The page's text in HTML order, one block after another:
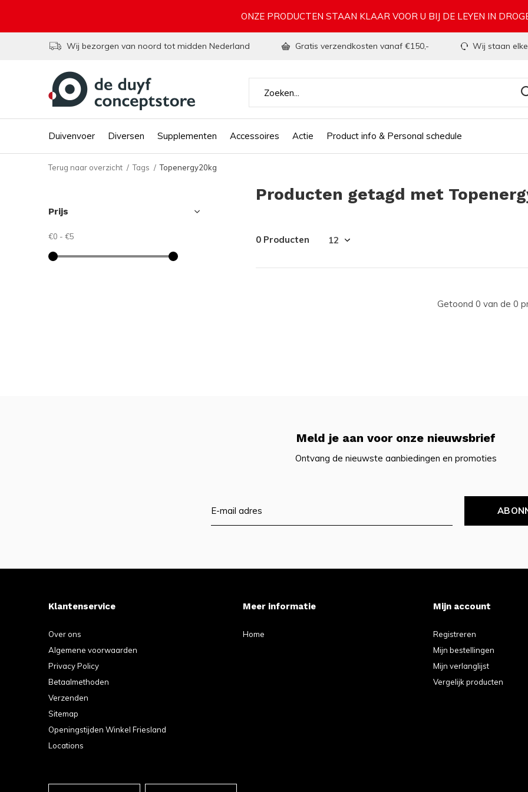
Duivenvoer Diversen Supplementen Accessoires Actie Product info & Personal schedule
Wij bezorgen van noord tot midden Nederland Gratis verzendkosten vanaf €150,- Wij staan
ONZE PRODUCTEN STAAN KLAAR VOOR U BIJ DE LEYEN IN
Terug naar overzicht Tags Topenergy20kg
Producten getagd met
0 Producten
Getoond 0 van de 0
Prijs
€0 - €5
Meld je aan voor onze nieuwsbrief
Ontvang de nieuwste aanbiedingen en promoties
Klantenservice
Over ons
Algemene voorwaarden
Privacy Policy
Betaalmethoden
Verzenden
Sitemap
Openingstijden Winkel Friesland
Locations
Meer informatie
Home
Mijn account
Registreren
Mijn bestellingen
Mijn verlanglijst
Vergelijk producten